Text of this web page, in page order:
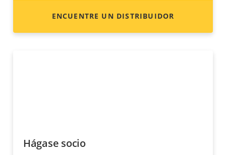
ENCUENTRE UN DISTRIBUIDOR
Hágase socio